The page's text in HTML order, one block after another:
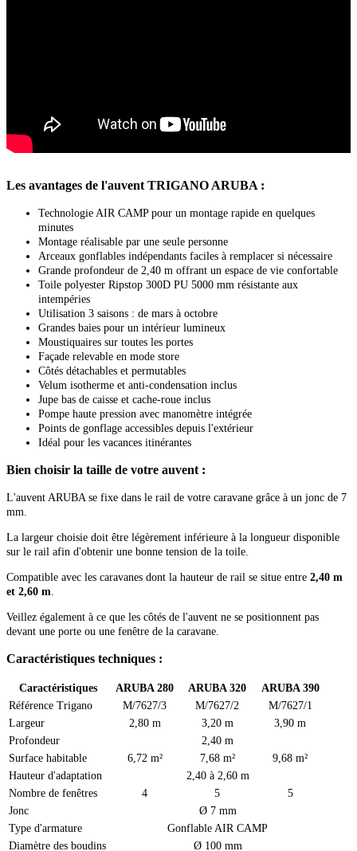
Les avantages de l'auvent TRIGANO ARUBA :
Technologie AIR CAMP pour un montage rapide en quelques
minutes
Montage réalisable par une seule personne
Arceaux gonflables indépendants faciles à remplacer si nécessaire
Grande profondeur de 2,40 m offrant un espace de vie confortable
Toile polyester Ripstop 300D PU 5000 mm résistante aux
intempéries
Utilisation 3 saisons : de mars à octobre
Grandes baies pour un intérieur lumineux
Moustiquaires sur toutes les portes
Façade relevable en mode store
Côtés détachables et permutables
Velum isotherme et anti-condensation inclus
Jupe bas de caisse et cache-roue inclus
Pompe haute pression avec manomètre intégrée
Points de gonflage accessibles depuis l'extérieur
Idéal pour les vacances itinérantes
Bien choisir la taille de votre auvent :
L'auvent ARUBA se fixe dans le rail de votre caravane grâce à un jonc de 7
mm.
La largeur choisie doit être légèrement inférieure à la longueur disponible
sur le rail afin d'obtenir une bonne tension de la toile.
Compatible avec les caravanes dont la hauteur de rail se situe entre 2,40 m
et 2,60 m
Veillez également à ce que les côtés de l'auvent ne se positionnent pas
devant une porte ou une fenêtre de la caravane.
Caractéristiques techniques :
Caractéristiques ARUBA 280 ARUBA 320
ARUBA 390
Référence Trigano
M/7627/3 M/7627/2
M/7627/1
Largeur
2,80 m 3,20 m
3,90 m
Profondeur
2,40 m
Surface habitable
6,72 m² 7,68 m²
9,68 m²
Hauteur d'adaptation
2,40 à 2,60 m
Nombre de fenêtres
4 5
5
Jonc
Ø 7 mm
Type d'armature
Gonflable AIR CAMP
Diamètre des boudins
Ø 100 mm